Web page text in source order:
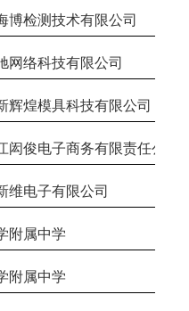
博检测技术有限公司
网络科技有限公司
辉煌模具科技有限公司
闳俊电子商务有限责任公司
维电子有限公司
附属中学
附属中学